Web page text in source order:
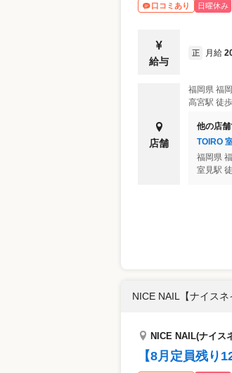
口コミあり 日曜休み
給与
正 月給
店舗
福岡県 福
高宮駅 徒
他の店
TOIRO
福岡県
室見駅
NICE NAIL【ナイスネ
NICE NAIL(ナイス
【8月定員残